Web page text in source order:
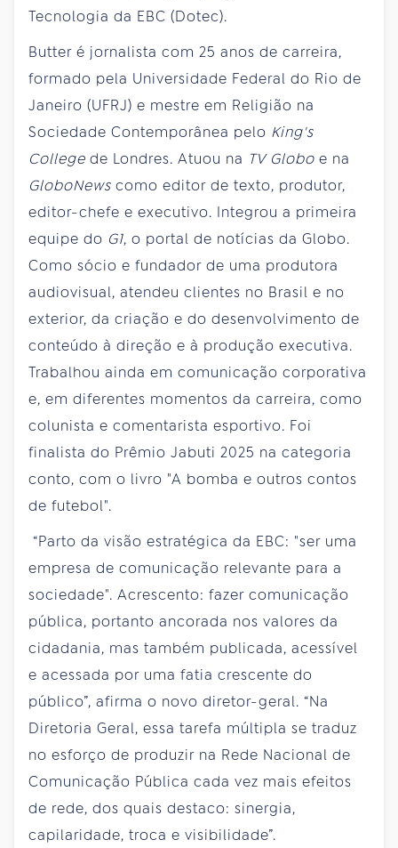
Tecnologia da EBC (Dotec).
Butter é jornalista com 25 anos de carreira,
formado pela Universidade Federal do Rio de
Janeiro (UFRJ) e mestre em Religião na
Sociedade Contemporânea pelo King's
College de Londres. Atuou na TV Globo e na
GloboNews como editor de texto, produtor,
editor-chefe e executivo. Integrou a primeira
equipe do G1, o portal de notícias da Globo.
Como sócio e fundador de uma produtora
audiovisual, atendeu clientes no Brasil e no
exterior, da criação e do desenvolvimento de
conteúdo à direção e à produção executiva.
Trabalhou ainda em comunicação corporativa
e, em diferentes momentos da carreira, como
colunista e comentarista esportivo. Foi
finalista do Prêmio Jabuti 2025 na categoria
conto, com o livro "A bomba e outros contos
de futebol".
“Parto da visão estratégica da EBC: "ser uma
empresa de comunicação relevante para a
sociedade". Acrescento: fazer comunicação
pública, portanto ancorada nos valores da
cidadania, mas também publicada, acessível
e acessada por uma fatia crescente do
público”, afirma o novo diretor-geral. “Na
Diretoria Geral, essa tarefa múltipla se traduz
no esforço de produzir na Rede Nacional de
Comunicação Pública cada vez mais efeitos
de rede, dos quais destaco: sinergia,
capilaridade, troca e visibilidade”.